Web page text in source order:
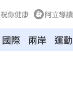
祝你健康 阿立導讀
國際 兩岸 運動